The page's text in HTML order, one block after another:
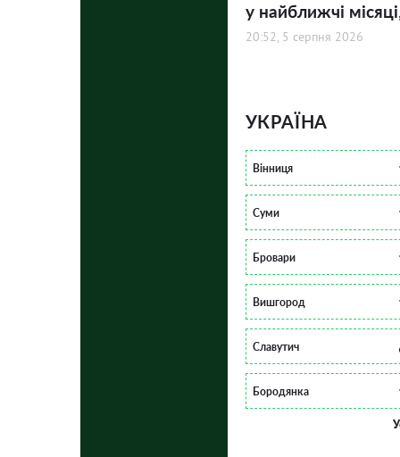
у найближчі
20:52, 5 серпня 2026
УКРАЇНА
Вінниця
Суми
Бровари
Вишгород
Славутич
Бородянка